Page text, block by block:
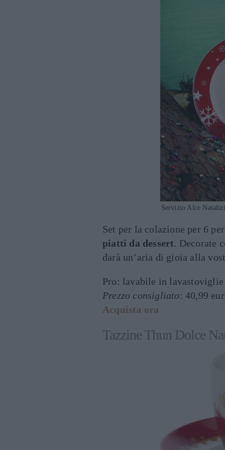
Servizio Alce
Set per la colazione per 6
piatti da dessert. Decorate
darà un’aria di gioia alla
Pro: lavabile in lavastoviglie
Prezzo consigliato: 40,99
Acquista ora
Tazzine Thun Dolce